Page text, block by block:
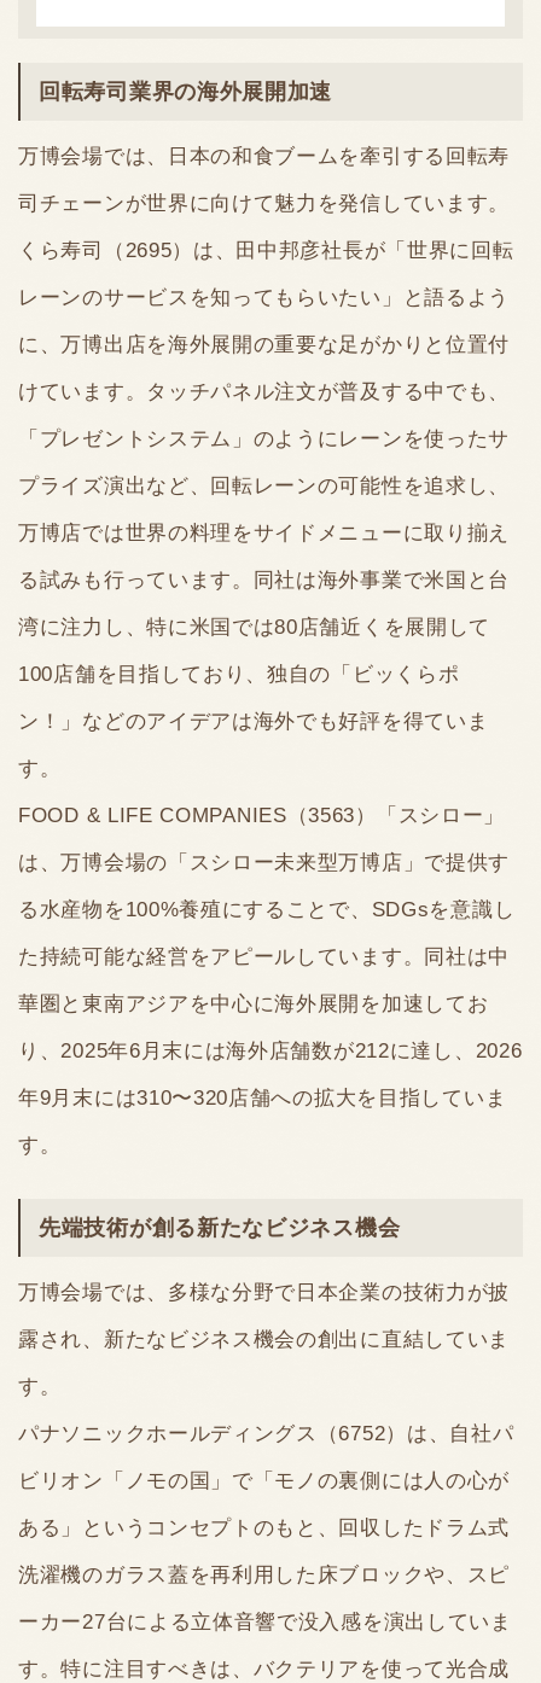
回転寿司業界の海外展開加速
万博会場では、日本の和食ブームを牽引する回転寿
司チェーンが世界に向けて魅力を発信しています。
くら寿司（2695）は、田中邦彦社長が「世界に回転
レーンのサービスを知ってもらいたい」と語るよう
に、万博出店を海外展開の重要な足がかりと位置付
けています。タッチパネル注文が普及する中でも、
「プレゼントシステム」のようにレーンを使ったサ
プライズ演出など、回転レーンの可能性を追求し、
万博店では世界の料理をサイドメニューに取り揃え
る試みも行っています。同社は海外事業で米国と台
湾に注力し、特に米国では80店舗近くを展開して
100店舗を目指しており、独自の「ビッくらポ
ン！」などのアイデアは海外でも好評を得ていま
す。
FOOD & LIFE COMPANIES（3563）「スシロー」
は、万博会場の「スシロー未来型万博店」で提供す
る水産物を100%養殖にすることで、SDGsを意識し
た持続可能な経営をアピールしています。同社は中
華圏と東南アジアを中心に海外展開を加速してお
り、2025年6月末には海外店舗数が212に達し、2026
年9月末には310〜320店舗への拡大を目指していま
す。
先端技術が創る新たなビジネス機会
万博会場では、多様な分野で日本企業の技術力が披
露され、新たなビジネス機会の創出に直結していま
す。
パナソニックホールディングス（6752）は、自社パ
ビリオン「ノモの国」で「モノの裏側には人の心が
ある」というコンセプトのもと、回収したドラム式
洗濯機のガラス蓋を再利用した床ブロックや、スピ
ーカー27台による立体音響で没入感を演出していま
す。特に注目すべきは、バクテリアを使って光合成